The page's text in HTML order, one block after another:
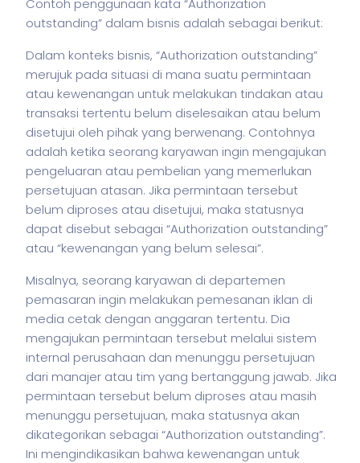
Contoh penggunaan kata “Authorization
outstanding” dalam bisnis adalah sebagai berikut:
Dalam konteks bisnis, “Authorization outstanding”
merujuk pada situasi di mana suatu permintaan
atau kewenangan untuk melakukan tindakan atau
transaksi tertentu belum diselesaikan atau belum
disetujui oleh pihak yang berwenang. Contohnya
adalah ketika seorang karyawan ingin mengajukan
pengeluaran atau pembelian yang memerlukan
persetujuan atasan. Jika permintaan tersebut
belum diproses atau disetujui, maka statusnya
dapat disebut sebagai “Authorization outstanding”
atau “kewenangan yang belum selesai”.
Misalnya, seorang karyawan di departemen
pemasaran ingin melakukan pemesanan iklan di
media cetak dengan anggaran tertentu. Dia
mengajukan permintaan tersebut melalui sistem
internal perusahaan dan menunggu persetujuan
dari manajer atau tim yang bertanggung jawab. Jika
permintaan tersebut belum diproses atau masih
menunggu persetujuan, maka statusnya akan
dikategorikan sebagai “Authorization outstanding”.
Ini mengindikasikan bahwa kewenangan untuk